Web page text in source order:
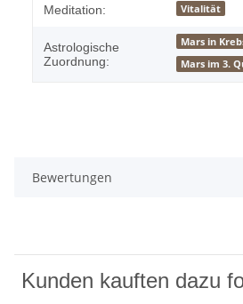
Meditation: Vitalität
Astrologische
Zuordnung:
Mars in
Mars im 3.
Bewertungen
Kunden kauften dazu